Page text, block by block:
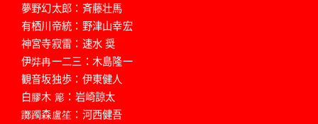
夢野幻太郎：斉藤壮馬
有栖川帝統：野津山幸宏
神宮寺寂雷：速水 奨
伊弉冉一二三：木島隆一
観音坂独歩：伊東健人
白膠木 簓：岩崎諒太
躑躅森盧笙：河西健吾